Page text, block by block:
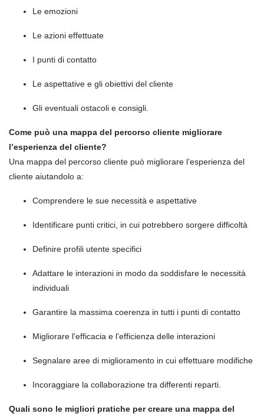
Le emozioni
Le azioni effettuate
I punti di contatto
Le aspettative e gli obiettivi del cliente
Gli eventuali ostacoli e consigli.
Come può una mappa del percorso cliente migliorare
l’esperienza del cliente?
Una mappa del percorso cliente può migliorare l’esperienza del
cliente aiutandolo a:
Comprendere le sue necessità e aspettative
Identificare punti critici, in cui potrebbero sorgere difficoltà
Definire profili utente specifici
Adattare le interazioni in modo da soddisfare le necessità
individuali
Garantire la massima coerenza in tutti i punti di contatto
Migliorare l'efficacia e l’efficienza delle interazioni
Segnalare aree di miglioramento in cui effettuare modifiche
Incoraggiare la collaborazione tra differenti reparti.
Quali sono le migliori pratiche per creare una mappa del